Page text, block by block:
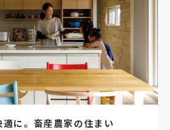
に。畜産農家の住まい